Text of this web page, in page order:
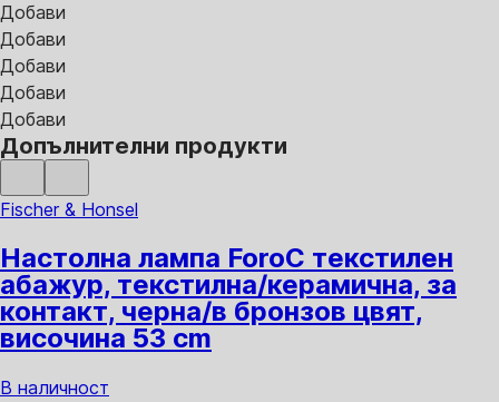
Добави
Добави
Добави
Добави
Добави
Допълнителни продукти
Fischer & Honsel
Настолна лампа ForoС текстилен
абажур, текстилна/керамична, за
контакт, черна/в бронзов цвят,
височина 53 cm
В наличност